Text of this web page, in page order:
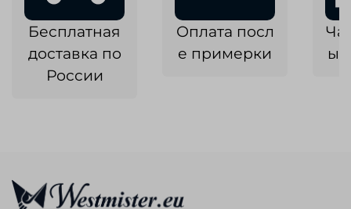
Бесплатная
доставка по
России
Оплата посл
е примерки